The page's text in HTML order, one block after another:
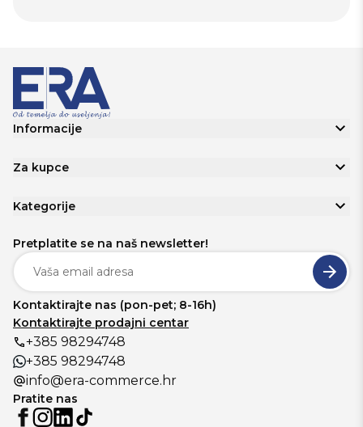
Informacije
Za kupce
Kategorije
Pretplatite se na naš newsletter!
Kontaktirajte nas (pon-pet; 8-16h)
Kontaktirajte prodajni centar
+385 98294748
+385 98294748
info@era-commerce.hr
Pratite nas